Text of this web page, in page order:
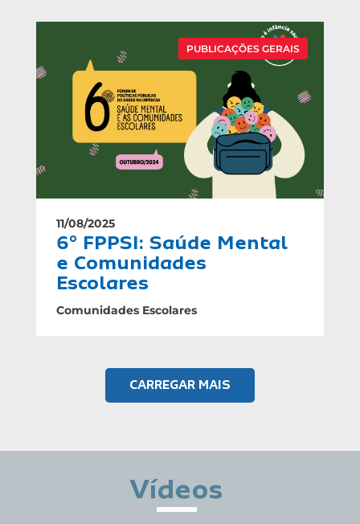
PUBLICAÇÕES GERAIS
11/08/2025
6° FPPSI: Saúde Mental
e Comunidades
Escolares
Comunidades Escolares
CARREGAR MAIS
Vídeos